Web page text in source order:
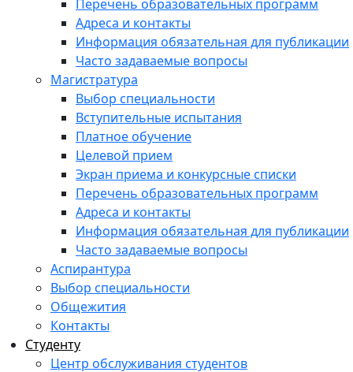
Перечень образовательных программ
Адреса и контакты
Информация обязательная для публикации
Часто задаваемые вопросы
Магистратура
Выбор специальности
Вступительные испытания
Платное обучение
Целевой прием
Экран приема и конкурсные списки
Перечень образовательных программ
Адреса и контакты
Информация обязательная для публикации
Часто задаваемые вопросы
Аспирантура
Выбор специальности
Общежития
Контакты
Студенту
Центр обслуживания студентов